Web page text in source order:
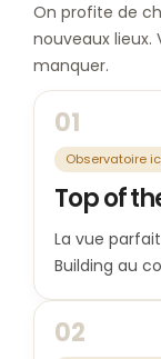
On profite de
nouveaux lieux.
manquer.
01
Observatoire
Top of
La vue
Building au
02